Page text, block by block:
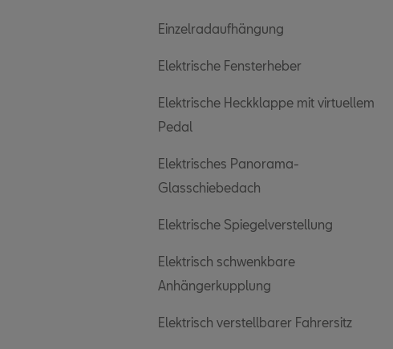
Einzelradaufhängung
Elektrische Fensterheber
Elektrische Heckklappe mit virtuellem
Pedal
Elektrisches Panorama-
Glasschiebedach
Elektrische Spiegelverstellung
Elektrisch schwenkbare
Anhängerkupplung
Elektrisch verstellbarer Fahrersitz